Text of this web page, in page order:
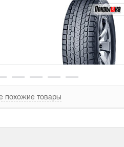
похожие товары